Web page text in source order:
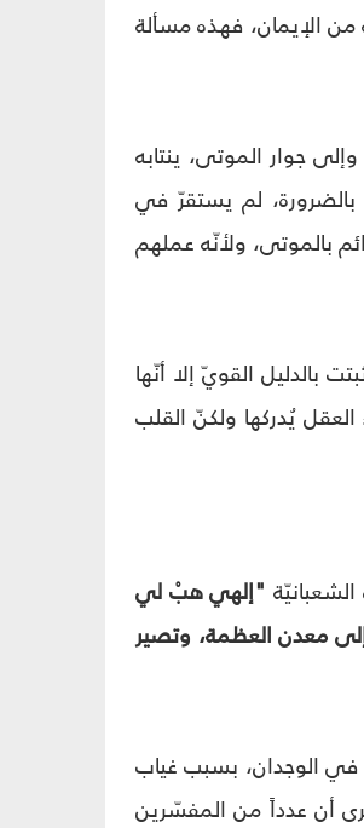
الإيمان، فهذه مسألة
جوار الموتى، ينتابه
بالضرورة، لم يستقرّ في
بالموتى، ولأنّه عملهم
بالدليل القويّ إلا أنّها
يُدركها ولكنّ القلب
"إلهي هبْ لي
إلى معدن العظمة، وتصير
في الوجدان، بسبب غياب
أن عدداً من المفسّرين